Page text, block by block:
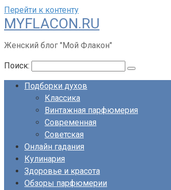
Перейти к контенту
MYFLACON.RU
Женский блог "Мой Флакон"
Поиск:
Подборки духов
Классика
Винтажная парфюмерия
Современная
Советская
Онлайн гадания
Кулинария
Здоровье и красота
Обзоры парфюмерии